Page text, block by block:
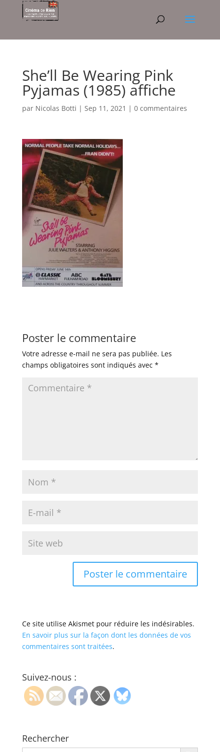
She’ll Be Wearing Pink
Pyjamas (1985) affiche
par Nicolas Botti | Sep 11, 2021 | 0 commentaires
Poster le commentaire
Votre adresse e-mail ne sera pas publiée. Les
champs obligatoires sont indiqués avec *
Ce site utilise Akismet pour réduire les indésirables.
En savoir plus sur la façon dont les données de vos
commentaires sont traitées.
Suivez-nous :
Rechercher
Search Button